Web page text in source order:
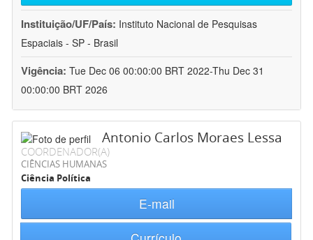
Instituição/UF/País: Instituto Nacional de Pesquisas
Espaciais - SP - Brasil
Vigência: Tue Dec 06 00:00:00 BRT 2022-Thu Dec 31
00:00:00 BRT 2026
Antonio Carlos Moraes Lessa
COORDENADOR(A)
CIÊNCIAS HUMANAS
Ciência Política
E-mail